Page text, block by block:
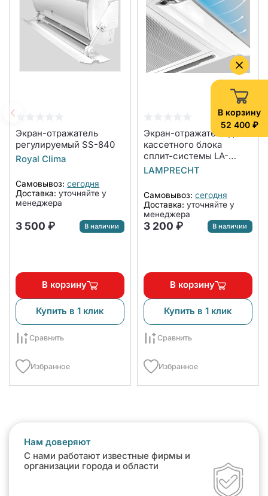
В корзину
52 400 ₽
Экран-отражатель
регулируемый SS-840
Royal Clima
Самовывоз: сегодня
Доставка: уточняйте у
менеджера
3 500 ₽ В наличии
В корзину
Купить в 1 клик
Сравнить
Избранное
Экран-отражатель для
кассетного блока
сплит-системы LA-
NW600-CA
LAMPRECHT
Самовывоз: сегодня
Доставка: уточняйте у
менеджера
3 200 ₽ В наличии
В корзину
Купить в 1 клик
Сравнить
Избранное
Нам доверяют
С нами работают известные фирмы и
организации города и области